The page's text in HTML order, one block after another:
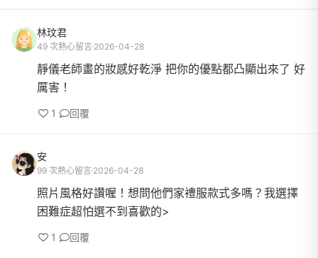
林玟君
49 次熱心留言 2026-04-28
靜儀老師畫的妝感好乾淨 把你的優點都凸顯出來了 好
厲害！
1 回覆
安
99 次熱心留言 2026-04-28
照片風格好讚喔！想問他們家禮服款式多嗎？我選擇
困難症超怕選不到喜歡的>
1 回覆